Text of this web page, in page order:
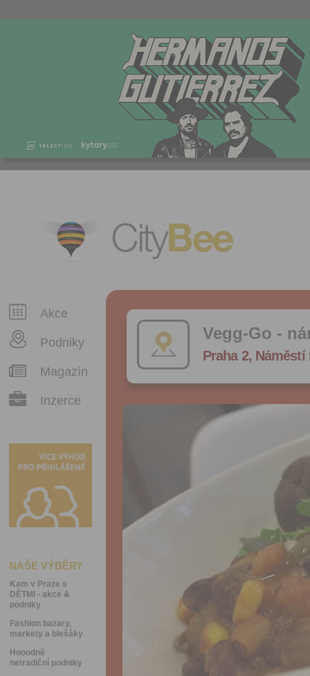
CityBee
Akce
Podniky
Magazín
Inzerce
NAŠE VÝBĚRY
Kam v Praze s
DĚTMI - akce &
podniky
Fashion bazary,
markety a blešáky
Hooodně
netradiční podniky
Vegg-Go -
Praha 2, Náměstí